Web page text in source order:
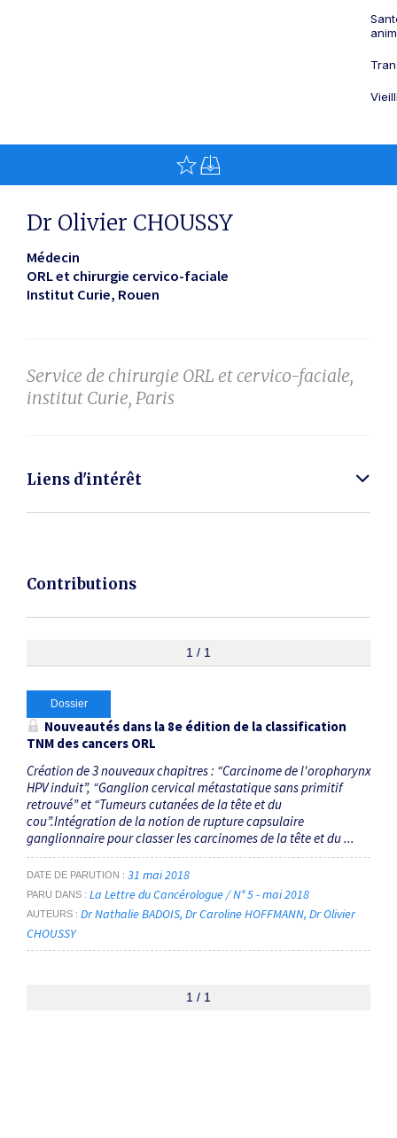
Dr Olivier CHOUSSY
Médecin
ORL et chirurgie cervico-faciale
Institut Curie Rouen
Service de chirurgie ORL et cervico-faciale,
institut Curie, Paris
Liens d'intérêt
Contributions
1 / 1
Dossier
Nouveautés dans la 8e édition de la classification
TNM des cancers ORL
Création de 3 nouveaux chapitres : “Carcinome de l'oropharynx
HPV induit”, “Ganglion cervical métastatique sans primitif
retrouvé” et “Tumeurs cutanées de la tête et du
cou”.Intégration de la notion de rupture capsulaire
ganglionnaire pour classer les carcinomes de la tête et du ...
DATE DE PARUTION 31 mai 2018
PARU DANS La Lettre du Cancérologue / N° 5 - mai 2018
AUTEURS Dr Nathalie BADOIS Dr Caroline HOFFMANN Dr Olivier
CHOUSSY
1 / 1